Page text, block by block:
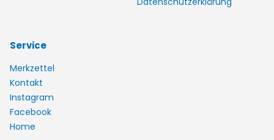
Service
Merkzettel
Kontakt
Instagram
Facebook
Home